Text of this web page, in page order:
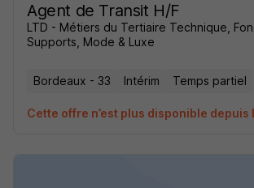
Agent de Transit H/F
LTD - Métiers du Tertiaire Technique,
Supports, Mode & Luxe
Bordeaux - 33 Intérim Temps partiel
Cette offre n’est plus disponible